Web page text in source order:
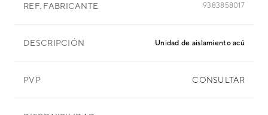
REF. FABRICANTE 9383858017
DESCRIPCIÓN Unidad de aislamiento acústico
PVP CONSULTAR